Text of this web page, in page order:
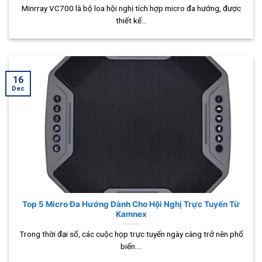
Minrray VC700 là bộ loa hội nghị tích hợp micro đa hướng, được
thiết kế...
Top 5 Micro Đa Hướng Dành Cho Hội Nghị Trực Tuyến Từ
Kamnex
Trong thời đại số, các cuộc họp trực tuyến ngày càng trở nên phổ
biến....
16
Dec